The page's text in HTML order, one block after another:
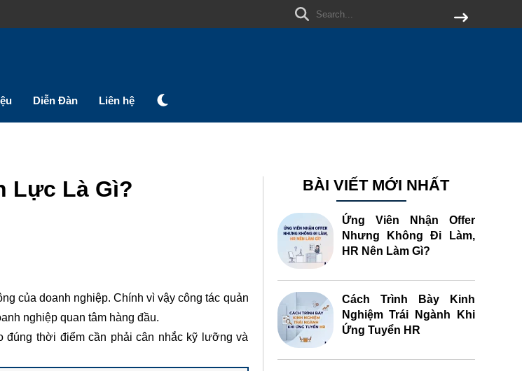
Diễn Đàn Liên hệ
Lực Là Gì?
của doanh nghiệp. Chính vì vậy công tác quản
nghiệp quan tâm hàng đầu.
đúng thời điểm cần phải cân nhắc kỹ lưỡng và
BÀI VIẾT MỚI NHẤT
Ứng Viên Nhận Offer
Nhưng Không Đi Làm,
HR Nên Làm Gì?
Cách Trình Bày Kinh
Nghiệm Trái Ngành Khi
Ứng Tuyển HR